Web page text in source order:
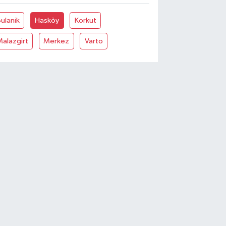
Hasköy Korkut
Merkez Varto